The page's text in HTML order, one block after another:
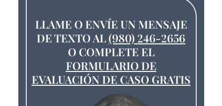
LLAME O ENVÍE UN MENSAJE
DE TEXTO AL(980) 246-2656
O COMPLETE EL
FORMULARIO DE
EVALUACIÓN DE CASO GRATIS